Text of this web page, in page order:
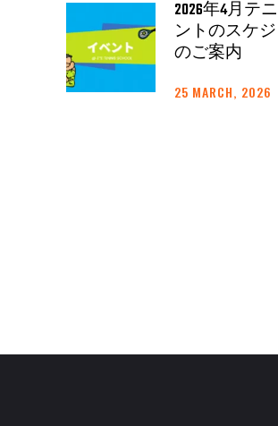
2026年4月テ
ントのスケ
のご案内
25 MARCH, 2026